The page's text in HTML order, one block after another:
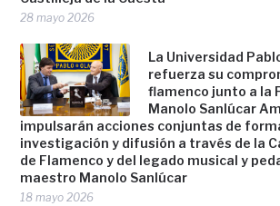
28 mayo 2026
La Universidad
refuerza su
flamenco junto a la
Manolo Sanlúcar
impulsarán acciones conjuntas de
investigación y difusión a través de la
de Flamenco y del legado musical y
maestro Manolo Sanlúcar
18 mayo 2026